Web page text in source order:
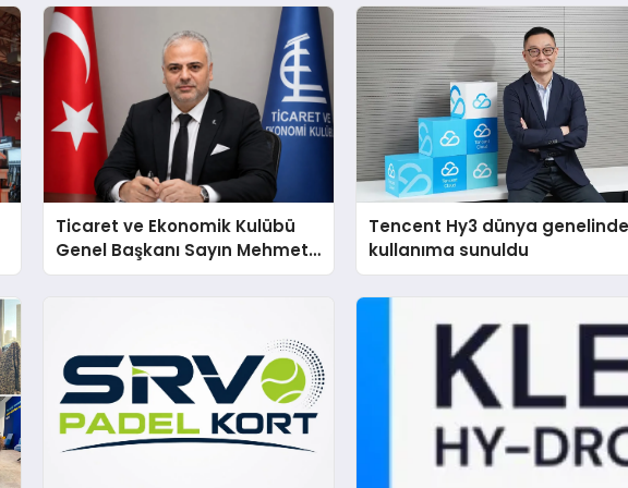
Ticaret ve Ekonomik Kulübü
Genel Başkanı Sayın Mehmet
Ulutaş, ekonomiye dair yaptığı
Tencent Hy3 dünya
kullanıma sunuldu